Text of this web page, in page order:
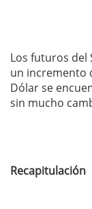
Los futuros del
un incremento
Dólar se
sin mucho
Recapitulación